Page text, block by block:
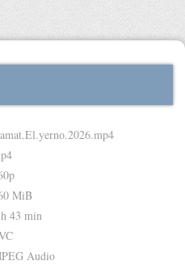
MiB
43 min
Audio